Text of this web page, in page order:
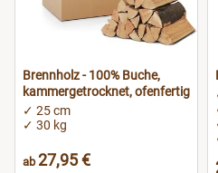
Brennholz - 100% Buche,
kammergetrocknet, ofenfertig
✓ 25 cm
✓ 30 kg
ab27,95 €
Ludwigsburg
Lüneburg
Magdeburg
Mainz